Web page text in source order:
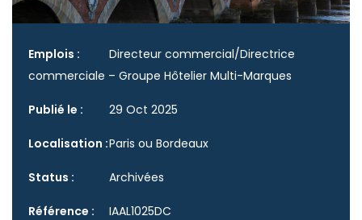
Emplois :
Directeur commercial/Directrice
commerciale – Groupe Hôtelier Multi-Marques
Publié le : 29 Oct 2025
Localisation :Paris ou Bordeaux
Status : Archivées
Référence : IAAL1025DC